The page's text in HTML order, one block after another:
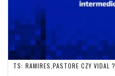
TS: RAMIRES,PASTORE CZY VIDAL ?